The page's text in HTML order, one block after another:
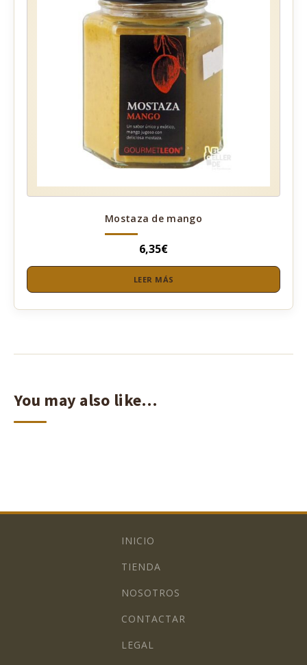
Mostaza de mango
6,35€
LEER MÁS
You may also like…
INICIO
TIENDA
NOSOTROS
CONTACTAR
LEGAL